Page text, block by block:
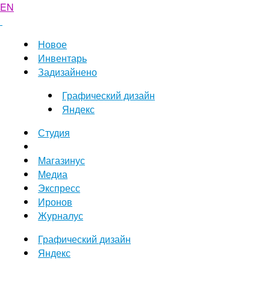
EN
Новое
Инвентарь
Задизайнено
Графический дизайн
Яндекс
Студия
Магазинус
Медиа
Экспресс
Иронов
Журналус
Графический дизайн
Яндекс